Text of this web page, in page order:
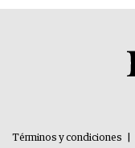
Términos y condiciones